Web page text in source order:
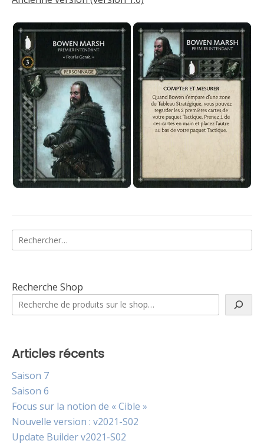
Rechercher :
Recherche Shop
Articles récents
Saison 7
Saison 6
Focus sur la notion de « Cible »
Nouvelle version : v2021-S02
Update Builder v2021-S02